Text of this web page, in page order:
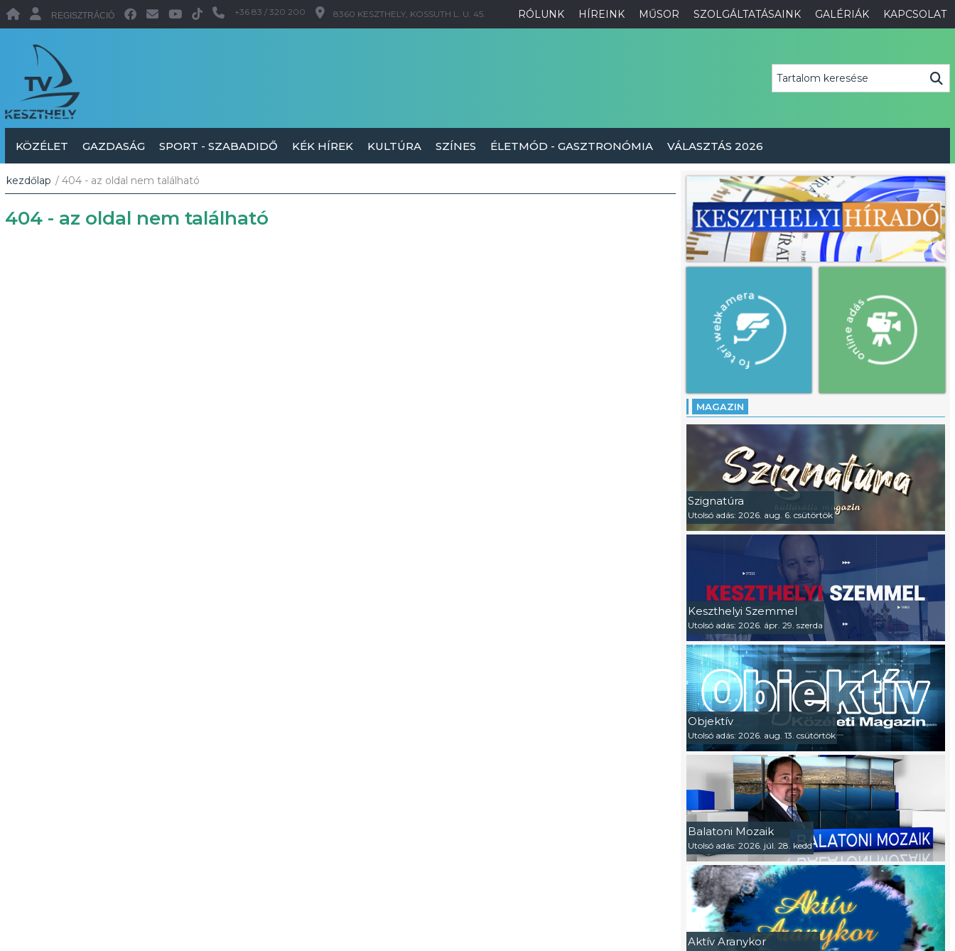
RÓLUNK HÍREINK MŰSOR SZOLGÁLTATÁSAINK GALÉRIÁK KAPCSOLAT
REGISZTRÁCIÓ +36 83 / 320 200 8360 KESZTHELY, KOSSUTH L. U. 45.
KÖZÉLET GAZDASÁG SPORT - SZABADIDŐ KÉK HÍREK KULTÚRA SZÍNES ÉLETMÓD - GASZTRONÓMIA VÁLASZTÁS 2026
kezdőlap / 404 - az oldal nem található
404 - az oldal nem található
MAGAZIN
Szignatúra
Utolsó adás: 2026. aug. 6. csütörtök
Keszthelyi Szemmel
Utolsó adás: 2026. ápr. 29. szerda
Objektív
Utolsó adás: 2026. aug. 13. csütörtök
Balatoni Mozaik
Utolsó adás: 2026. júl. 28. kedd
Aktív Aranykor